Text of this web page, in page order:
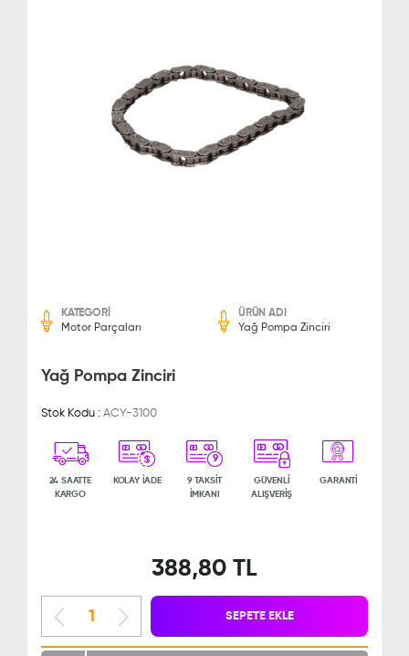
KATEGORİ
Motor Parçaları
ÜRÜN ADI
Yağ Pompa Zinciri
Yağ Pompa Zinciri
Stok Kodu : ACY-3100
24 SAATTE
KARGO
KOLAY İADE
9
9 TAKSİT
İMKANI
GÜVENLİ
ALIŞVERİŞ
GARANTİ
388,80 TL
SEPETE EKLE